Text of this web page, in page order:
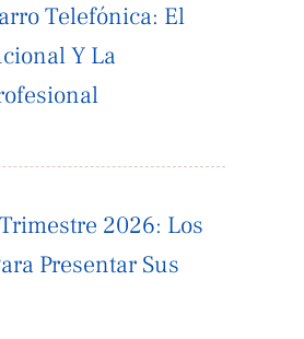
Telefónica: El
Y La
2026: Los
Presentar Sus